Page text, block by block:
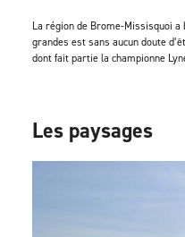
La région de Brome-Missisquoi a
grandes est sans aucun doute
dont fait partie la championne
Les paysages